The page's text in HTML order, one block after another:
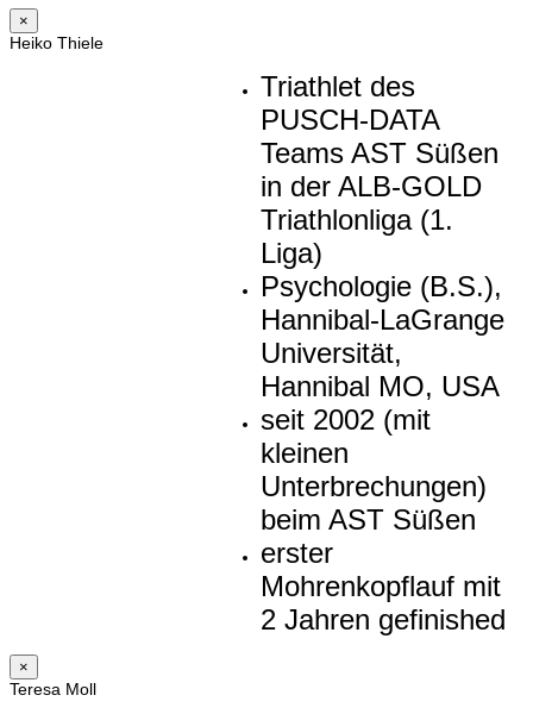
×
Heiko Thiele
Triathlet des
PUSCH-DATA
Teams AST Süßen
in der ALB-GOLD
Triathlonliga (1.
Liga)
Psychologie (B.S.),
Hannibal-LaGrange
Universität,
Hannibal MO, USA
seit 2002 (mit
kleinen
Unterbrechungen)
beim AST Süßen
erster
Mohrenkopflauf mit
2 Jahren gefinished
×
Teresa Moll